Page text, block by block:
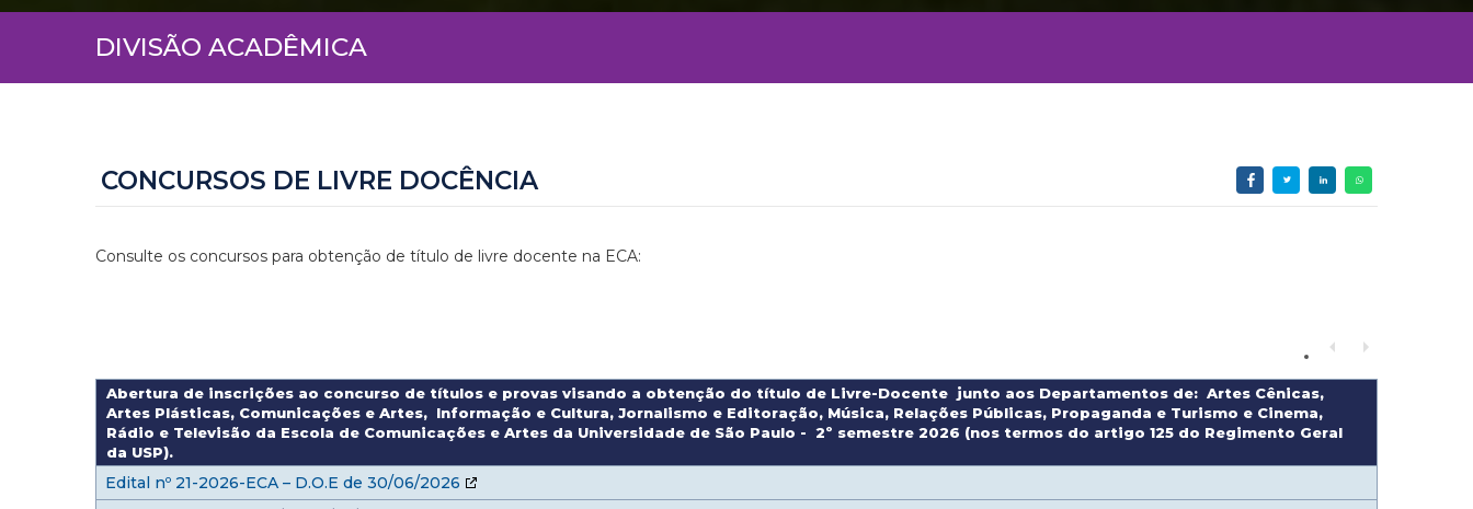
DIVISÃO ACADÊMICA
CONCURSOS DE LIVRE DOCÊNCIA
Consulte os concursos para obtenção de título de livre docente na ECA:
Abertura de inscrições ao concurso de títulos e provas visando a obtenção do título de Livre-Docente junto aos Departamentos de: Artes Cênicas,
Artes Plásticas, Comunicações e Artes, Informação e Cultura, Jornalismo e Editoração, Música, Relações Públicas, Propaganda e Turismo e Cinema,
Rádio e Televisão da Escola de Comunicações e Artes da Universidade de São Paulo - 2º semestre 2026 (nos termos do artigo 125 do Regimento Geral
da USP).
Edital nº 21-2026-ECA – D.O.E de 30/06/2026